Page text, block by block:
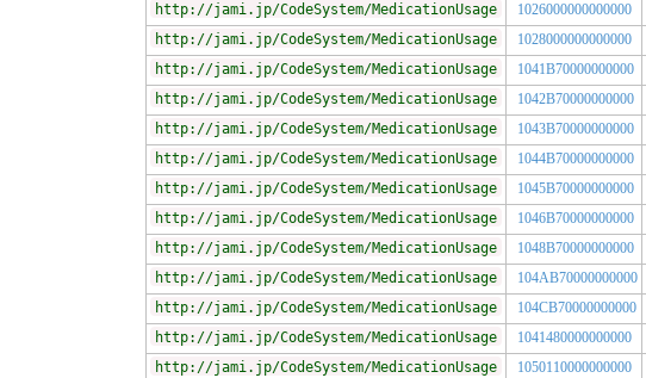
http://jami.jp/CodeSystem/MedicationUsage
1026000000000000
http://jami.jp/CodeSystem/MedicationUsage
1028000000000000
http://jami.jp/CodeSystem/MedicationUsage
1041B70000000000
http://jami.jp/CodeSystem/MedicationUsage
1042B70000000000
http://jami.jp/CodeSystem/MedicationUsage
1043B70000000000
http://jami.jp/CodeSystem/MedicationUsage
1044B70000000000
http://jami.jp/CodeSystem/MedicationUsage
1045B70000000000
http://jami.jp/CodeSystem/MedicationUsage
1046B70000000000
http://jami.jp/CodeSystem/MedicationUsage
1048B70000000000
http://jami.jp/CodeSystem/MedicationUsage
104AB70000000000
http://jami.jp/CodeSystem/MedicationUsage
104CB70000000000
http://jami.jp/CodeSystem/MedicationUsage
1041480000000000
http://jami.jp/CodeSystem/MedicationUsage
1050110000000000